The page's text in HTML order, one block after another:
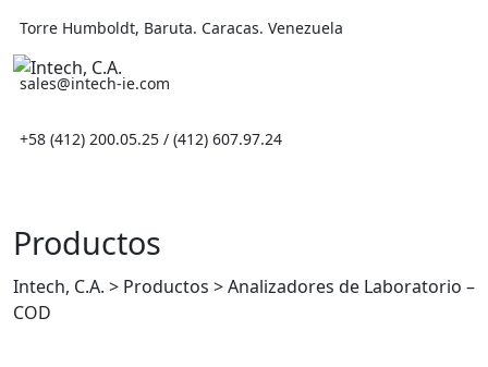
content
Torre Humboldt, Baruta. Caracas. Venezuela
sales@intech-ie.com
+58 (412) 200.05.25 / (412) 607.97.24
Productos
Intech, C.A. > Productos >Analizadores de Laboratorio –
COD